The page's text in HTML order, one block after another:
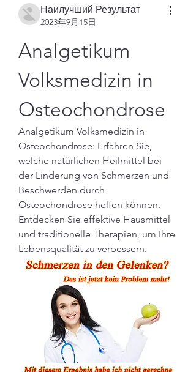
Наилучший Результат
2023年9月15日
Analgetikum
Volksmedizin in
Osteochondrose
Analgetikum Volksmedizin in
Osteochondrose: Erfahren Sie,
welche natürlichen Heilmittel bei
der Linderung von Schmerzen und
Beschwerden durch
Osteochondrose helfen können.
Entdecken Sie effektive Hausmittel
und traditionelle Therapien, um Ihre
Lebensqualität zu verbessern.